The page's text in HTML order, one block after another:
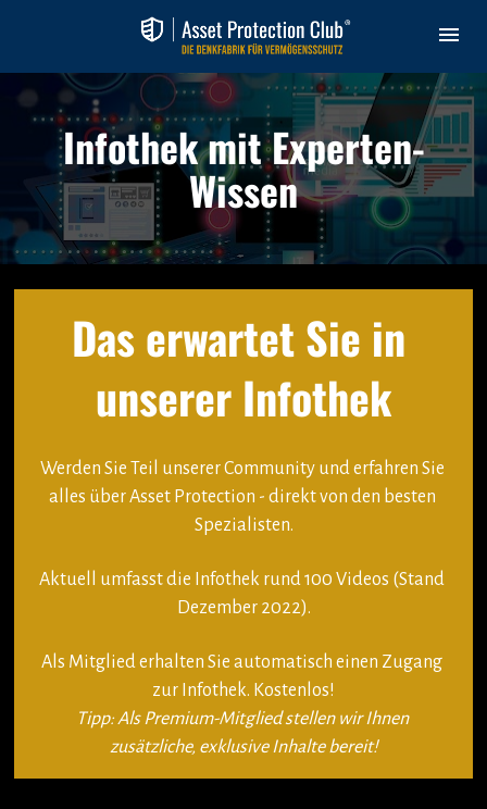
Infothek mit Experten-
Wissen
Das erwartet Sie in
unserer Infothek
Werden Sie Teil unserer Community und erfahren Sie
alles über Asset Protection - direkt von den besten
Spezialisten.
Aktuell umfasst die Infothek rund 100 Videos (Stand
Dezember 2022).
Als Mitglied erhalten Sie automatisch einen Zugang
zur Infothek. Kostenlos!
Tipp: Als Premium-Mitglied stellen wir Ihnen
zusätzliche, exklusive Inhalte bereit!